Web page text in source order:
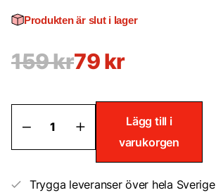
Produkten är slut i lager
159kr79kr
Angelwax
Slimline
Cut
Lägg till i
varukorgen
Trygga leveranser över hela Sverige